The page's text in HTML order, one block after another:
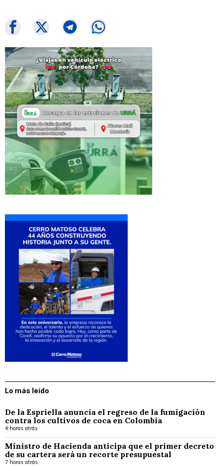
Lo más leído
De la Espriella anuncia el regreso de la fumigación
contra los cultivos de coca en Colombia
4 horas atrás
Ministro de Hacienda anticipa que el primer decreto
de su cartera será un recorte presupuestal
7 horas atrás